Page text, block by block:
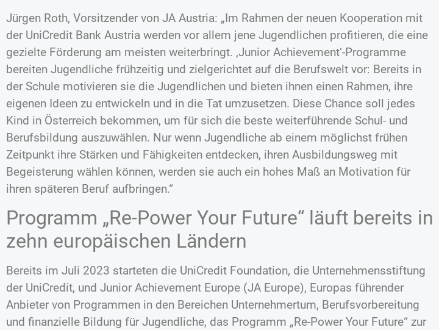
Jürgen Roth, Vorsitzender von JA Austria: „Im Rahmen der neuen Kooperation mit
der UniCredit Bank Austria werden vor allem jene Jugendlichen profitieren, die eine
gezielte Förderung am meisten weiterbringt. ‚Junior Achievement‘-Programme
bereiten Jugendliche frühzeitig und zielgerichtet auf die Berufswelt vor: Bereits in
der Schule motivieren sie die Jugendlichen und bieten ihnen einen Rahmen, ihre
eigenen Ideen zu entwickeln und in die Tat umzusetzen. Diese Chance soll jedes
Kind in Österreich bekommen, um für sich die beste weiterführende Schul- und
Berufsbildung auszuwählen. Nur wenn Jugendliche ab einem möglichst frühen
Zeitpunkt ihre Stärken und Fähigkeiten entdecken, ihren Ausbildungsweg mit
Begeisterung wählen können, werden sie auch ein hohes Maß an Motivation für
ihren späteren Beruf aufbringen.“
Programm „Re-Power Your Future“ läuft bereits in
zehn europäischen Ländern
Bereits im Juli 2023 starteten die UniCredit Foundation, die Unternehmensstiftung
der UniCredit, und Junior Achievement Europe (JA Europe), Europas führender
Anbieter von Programmen in den Bereichen Unternehmertum, Berufsvorbereitung
und finanzielle Bildung für Jugendliche, das Programm „Re-Power Your Future“ zur